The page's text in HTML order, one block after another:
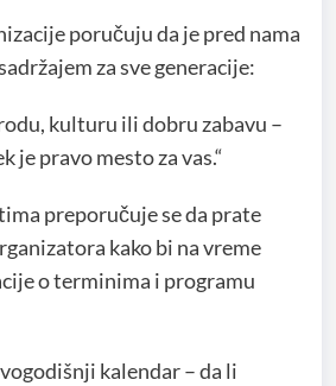
poručuju da je pred nama
za sve generacije:
kulturu ili dobru zabavu –
je pravo mesto za vas.“
preporučuje se da prate
kako bi na vreme
o terminima i programu
kalendar – da li